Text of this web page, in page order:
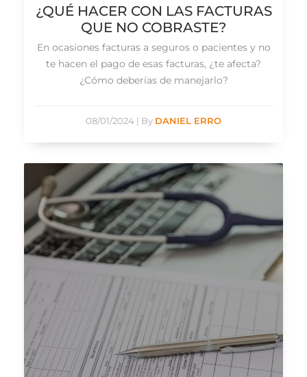
¿QUÉ HACER CON LAS FACTURAS
QUE NO COBRASTE?
En ocasiones facturas a seguros o pacientes y no
te hacen el pago de esas facturas, ¿te afecta?
¿Cómo deberías de manejarlo?
08/01/2024 | By DANIEL ERRO